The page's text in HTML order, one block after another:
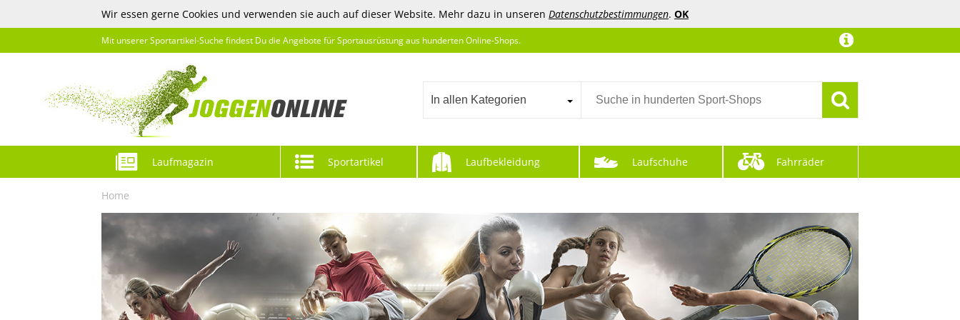
Wir essen gerne Cookies und verwenden sie auch auf dieser Website. Mehr dazu in unseren Datenschutzbestimmungen. OK
Mit unserer Sportartikel-Suche findest Du die Angebote für Sportausrüstung aus hunderten Online-Shops.
In allen Kategorien
Laufmagazin Sportartikel Laufbekleidung Laufschuhe Fahrräder
Home